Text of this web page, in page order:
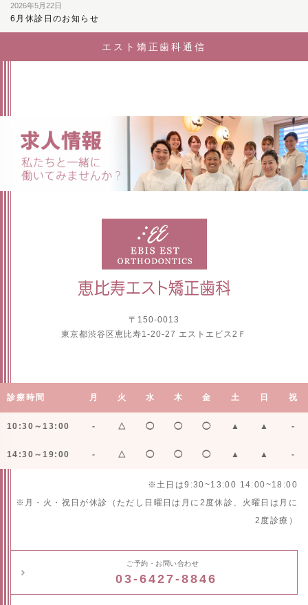
2026年5月22日
6月休診日のお知らせ
エスト矯正歯科通信
〒150-0013
東京都渋谷区恵比寿1-20-27 エストエビス2Ｆ
診療時間 月 火 水 木 金 土 日 祝
10:30～13:00 - △ ◯ ◯ ◯ ▲ ▲ -
14:30～19:00 - △ ◯ ◯ ◯ ▲ ▲ -
※土日は9:30~13:00 14:00~18:00
※月・火・祝日が休診（ただし日曜日は月に2度休診、火曜日は月に
2度診療）
ご予約・お問い合わせ
03-6427-8846